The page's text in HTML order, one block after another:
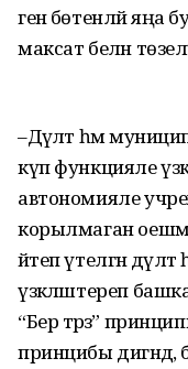
генә бөтенләй
максат белән
–Дәүләт һәм
күп функцияле
автономияле
корылмаган
әйтеп үтелгән
үзәкләштереп
“Бер тәрәзә”
принцибы